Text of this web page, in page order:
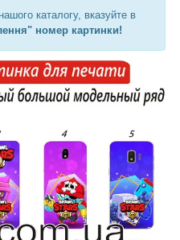
каталогу, вказуйте в
номер картинки!